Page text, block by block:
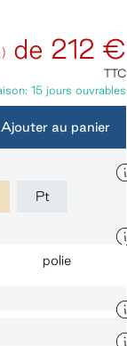
de 212 €
TTC
15 jours ouvrables
Ajouter au panier
Pt
polie